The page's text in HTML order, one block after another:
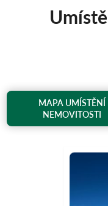
MAPA UMÍSTĚNÍ
NEMOVITOSTI